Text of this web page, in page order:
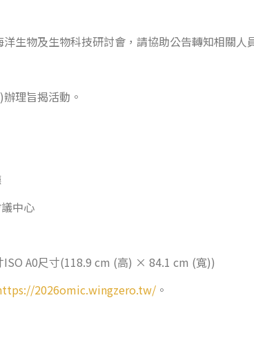
生物及生物科技研討會，請協助公告轉知相關人
理旨揭活動。
中心
A0尺寸(118.9 cm (高) × 84.1 cm (寬))
2026omic.wingzero.tw/ 。